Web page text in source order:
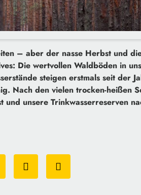
– aber der nasse Herbst und
Die wertvollen Waldböden in
steigen erstmals seit der
Nach den vielen trocken-heißen
unsere Trinkwasserreserven